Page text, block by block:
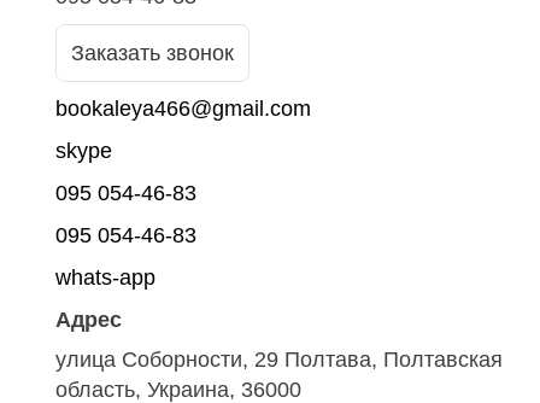
Заказать звонок
bookaleya466@gmail.com
skype
095 054-46-83
095 054-46-83
whats-app
Адрес
улица Соборности, 29 Полтава, Полтавская
область, Украина, 36000